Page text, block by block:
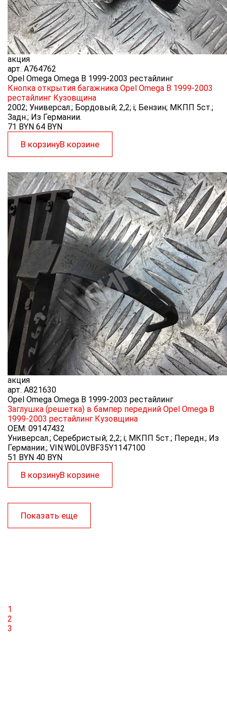
акция
арт. A764762
Opel Omega Omega B 1999-2003 рестайлинг
Кнопка открытия багажника Opel Omega B 1999-2003
рестайлинг Кузовщина
2002; Универсал.; Бордовый; 2,2; i; Бензин; МКПП 5ст.;
Задн.; Из Германии.
71 BYN 64 BYN
В корзинуВ корзине
акция
арт. A821630
Opel Omega Omega B 1999-2003 рестайлинг
Заглушка (решетка) в бампер передний Opel Omega B
1999-2003 рестайлинг Кузовщина
OEM: 09147432
Универсал.; Серебристый; 2,2; i; МКПП 5ст.; Передн.; Из
Германии.; VIN:W0L0VBF35Y1147100
51 BYN 40 BYN
В корзинуВ корзине
Показать еще
1
2
3